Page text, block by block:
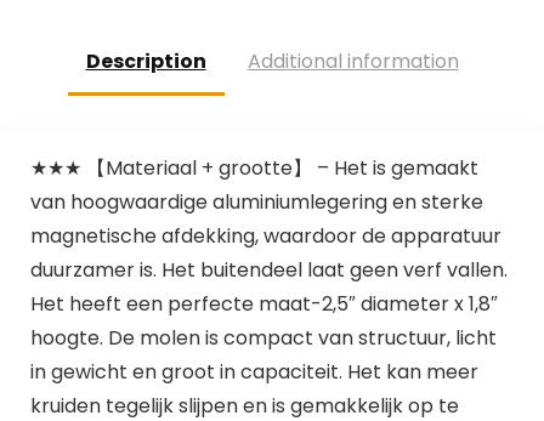
Description Additional information
★★★ 【Materiaal + grootte】 – Het is gemaakt
van hoogwaardige aluminiumlegering en sterke
magnetische afdekking, waardoor de apparatuur
duurzamer is. Het buitendeel laat geen verf vallen.
Het heeft een perfecte maat-2,5″ diameter x 1,8″
hoogte. De molen is compact van structuur, licht
in gewicht en groot in capaciteit. Het kan meer
kruiden tegelijk slijpen en is gemakkelijk op te